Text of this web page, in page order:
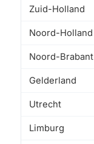
Zuid-Holland
Noord-Holland
Noord-Brabant
Gelderland
Utrecht
Limburg